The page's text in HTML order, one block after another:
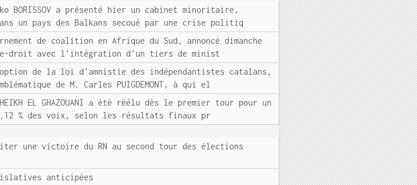
a présenté hier un cabinet minoritaire,
un pays des Balkans secoué par une crise politiq
de coalition en Afrique du Sud, annoncé dimanche
droit avec l'intégration d'un tiers de minist
de la loi d'amnistie des indépendantistes catalans,
de M. Carles PUIGDEMONT, à qui el
EL GHAZOUANI a été réélu dès le premier tour pour un
% des voix, selon les résultats finaux pr
une victoire du RN au second tour des élections
anticipées